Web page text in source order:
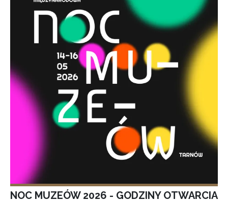
NOC MUZEÓW 2026 - GODZINY OTWARCIA